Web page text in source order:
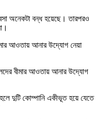
অনেকটা বন্ধ হয়েছে। তারপরও
আওতায় আনার উদ্যোগ নেয়া
বীমার আওতায় আনার উদ্যোগ
দুটি কোম্পানি একীভূত হয়ে যেতে